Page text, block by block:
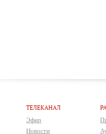
ТЕЛЕКАНАЛ
Эфир
Новости